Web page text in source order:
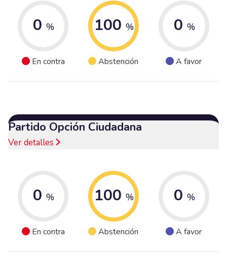
0 %
En contra
100 %
Abstención
0 %
A favor
Partido Opción Ciudadana
Ver detalles
0 %
En contra
100 %
Abstención
0 %
A favor